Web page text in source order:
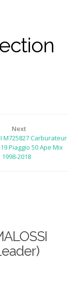
Next
M725827 Carburateur
Piaggio 50 Ape Mix
1998-2018